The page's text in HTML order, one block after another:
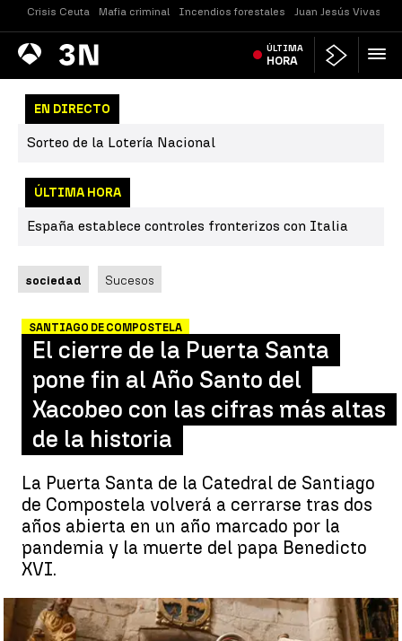
Crisis Ceuta Mafia criminal Incendios forestales Juan Jesús Vivas
Antena
3 Noticias ÚLTIMA
HORA
EN DIRECTO
Sorteo de la Lotería Nacional
ÚLTIMA HORA
España establece controles fronterizos con Italia
sociedad Sucesos
SANTIAGO DE COMPOSTELA
El cierre de la Puerta Santa
pone fin al Año Santo del
Xacobeo con las cifras más altas
de la historia
La Puerta Santa de la Catedral de Santiago
de Compostela volverá a cerrarse tras dos
años abierta en un año marcado por la
pandemia y la muerte del papa Benedicto
XVI.